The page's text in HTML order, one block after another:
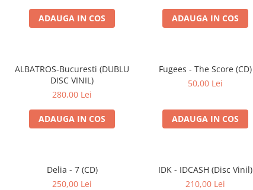
ADAUGA IN COS ADAUGA IN COS
ALBATROS-Bucuresti (DUBLU
DISC VINIL)
280,00 Lei
ADAUGA IN COS
Fugees - The Score (CD)
50,00 Lei
ADAUGA IN COS
Delia - 7 (CD)
250,00 Lei
IDK - IDCASH (Disc Vinil)
210,00 Lei